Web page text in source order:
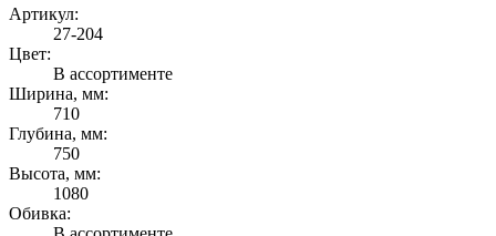
Артикул:
27-204
Цвет:
В ассортименте
Ширина, мм:
710
Глубина, мм:
750
Высота, мм:
1080
Обивка: